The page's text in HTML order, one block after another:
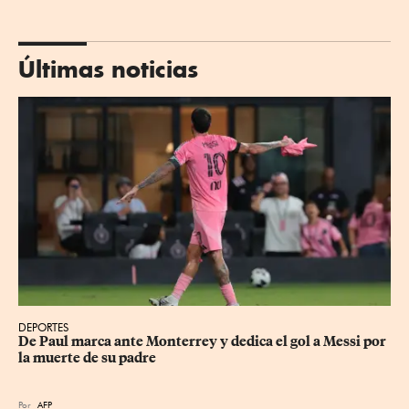
Últimas noticias
DEPORTES
De Paul marca ante Monterrey y dedica el gol a Messi por
la muerte de su padre
Por AFP